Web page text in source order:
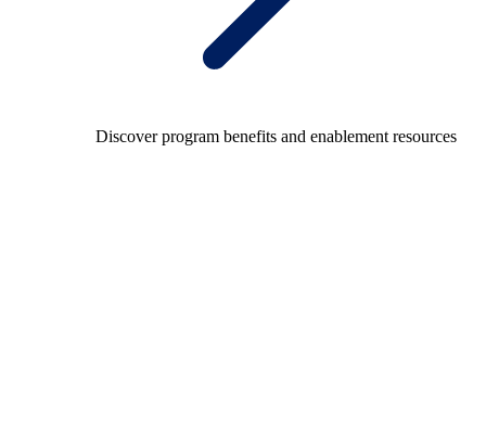
Discover program benefits and enablement resources